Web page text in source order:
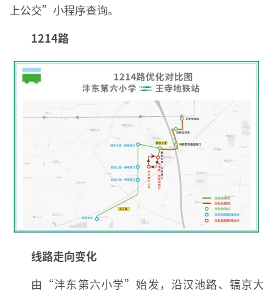
上公交”小程序查询。
1214路
线路走向变化
由“沣东第六小学”始发，沿汉池路、镐京大